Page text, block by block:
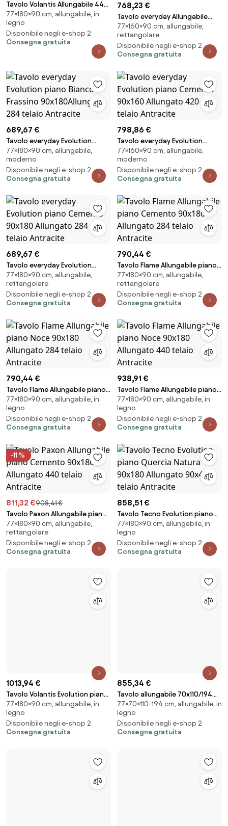
Tavolo Volantis Allungabile 440
piano Noce 90x180 telaio 4/A
77×180×90 cm, allungabile, in
legno
Disponibile negli e-shop 2
Consegna gratuita
768,23 €
Tavolo everyday Allungabile
piano Cemento 90x160
Allungato 420 telaio Antracite
77×160×90 cm, allungabile,
rettangolare
Disponibile negli e-shop 2
Consegna gratuita
689,67 €
Tavolo everyday Evolution
piano Bianco Frassino
90x180Allungato 284 telaio
Antracite
77×180×90 cm, allungabile,
moderno
Disponibile negli e-shop 2
Consegna gratuita
798,86 €
Tavolo everyday Evolution
piano Cemento 90x160
Allungato 420 telaio Antracite
77×160×90 cm, allungabile,
moderno
Disponibile negli e-shop 2
Consegna gratuita
689,67 €
Tavolo everyday Evolution
piano Cemento 90x180
Allungato 284 telaio Antracite
77×180×90 cm, allungabile,
rettangolare
Disponibile negli e-shop 2
Consegna gratuita
790,44 €
Tavolo Flame Allungabile piano
Cemento 90x180 Allungato 284
telaio Antracite
77×180×90 cm, allungabile,
rettangolare
Disponibile negli e-shop 2
Consegna gratuita
790,44 €
Tavolo Flame Allungabile piano
Noce 90x180 Allungato 284
telaio Antracite
77×180×90 cm, allungabile, in
legno
Disponibile negli e-shop 2
Consegna gratuita
938,91 €
Tavolo Flame Allungabile piano
Noce 90x180 Allungato 440
telaio Antracite
77×180×90 cm, allungabile, in
legno
Disponibile negli e-shop 2
Consegna gratuita
-11 %
811,32 €908,41 €
Tavolo Paxon Allungabile piano
Cemento 90x180 Allungato
440 telaio Antracite
77×180×90 cm, allungabile,
rettangolare
Disponibile negli e-shop 2
Consegna gratuita
858,51 €
Tavolo Tecno Evolution piano
Quercia Natura 90x180
Allungato 90x440 telaio
Antracite
77×180×90 cm, allungabile, in
legno
Disponibile negli e-shop 2
Consegna gratuita
Tavolo allungabile 80x120/204
cm Karamay Quercia Natura
77×120×80 cm, allungabile, in